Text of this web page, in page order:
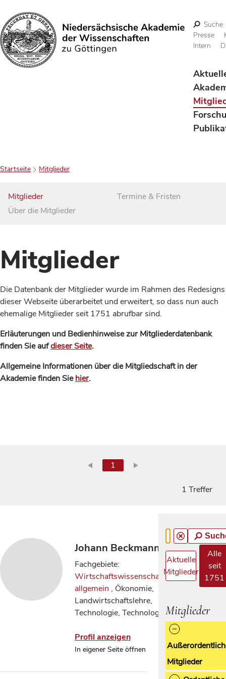
Suchen
Suche
Presse
Intern
Startseite Mitglieder
Mitglieder
Über die Mitglieder
Termine & Fristen
Mitglieder
Die Datenbank der Mitglieder wurde im Rahmen des Redesigns
dieser Webseite überarbeitet und erweitert, so dass nun auch
ehemalige Mitglieder seit 1751 abrufbar sind.
Erläuterungen und Bedienhinweise zur Mitgliederdatenbank
finden Sie aufdieser Seite.
Allgemeine Informationen über die Mitgliedschaft in der
Akademie finden Siehier.
1
1 Treffer
Johann Beckmann
Fachgebiete:
Wirtschaftswissenschaften
allgemein , Ökonomie,
Landwirtschaftslehre,
Technologie, Technologie
Profil anzeigen
In eigener Seite öffnen
Aktuelle
Mitglieder
Alle
seit
1751
Mitglieder
Mitglieder